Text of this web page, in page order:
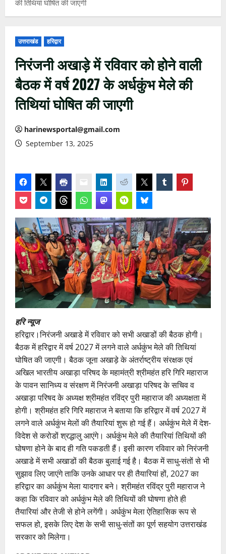
की तिथियां घोषित की जाएगी
उत्तराखंड हरिद्वार
निरंजनी अखाड़े में रविवार को होने वाली
बैठक में वर्ष 2027 के अर्धकुंभ मेले की
तिथियां घोषित की जाएगी
harinewsportal@gmail.com
September 13, 2025
हरि न्यूज
हरिद्वार।निरंजनी अखाडे में रविवार को सभी अखाडों की बैठक होगी।
बैठक में हरिद्वार में वर्ष 2027 में लगने वाले अर्धकुंभ मेले की तिथियां
घोषित की जाएगी। बैठक जूना अखाड़े के अंतर्राष्ट्रीय संरक्षक एवं
अखिल भारतीय अखाड़ा परिषद के महामंत्री श्रीमहंत हरि गिरि महाराज
के पावन सानिध्य व संरक्षण में निरंजनी अखाड़ा परिषद के सचिव व
अखाड़ा परिषद के अध्यक्ष श्रीमहंत रविंद्र पुरी महाराज की अध्यक्षता में
होगी। श्रीमहंत हरि गिरि महाराज ने बताया कि हरिद्वार में वर्ष 2027 में
लगने वाले अर्धकुंभ मेलों की तैयारियां शुरू हो गई हैं। अर्धकुंभ मेले में देश-
विदेश से करोडों श्रद्धालु आएंगे। अर्धकुंभ मेले की तैयारियां तिथियों की
घोषणा होने के बाद ही गति पकडती हैं। इसी कारण रविवार को निरंजनी
अखाडे में सभी अखाडों की बैठक बुलाई गई है। बैठक में साधु-संतों से भी
सुझाव लिए जाएंगे ताकि उनके आधार पर ही तैयारियां हों, 2027 का
हरिद्वार का अर्धकुंभ मेला यादगार बने। श्रीमहंत रविंद्र पुरी महाराज ने
कहा कि रविवार को अर्धकुंभ मेले की तिथियों की घोषणा होते ही
तैयारियां और तेजी से होने लगेंगी। अर्धकुंभ मेला ऐतिहासिक रूप से
सफल हो, इसके लिए देश के सभी साधु-संतों का पूर्ण सहयोग उत्तराखंड
सरकार को मिलेगा।